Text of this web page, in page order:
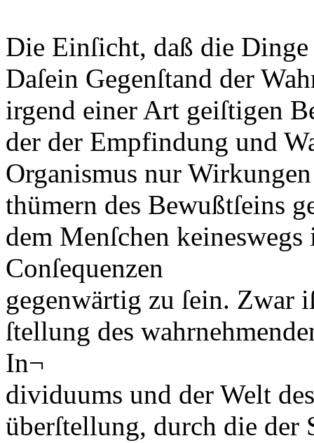
Die Einſicht, daß die
Daſein Gegenſtand der
irgend einer Art geiſtigen
der der Empfindung und
Organismus nur
thümern des Bewußtſeins
dem Menſchen
Conſequenzen
gegenwärtig zu ſein. Zwar
ſtellung des
In¬
dividuums und der Welt
überſtellung, durch die